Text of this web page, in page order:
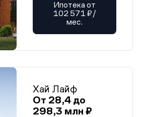
Ипотека от
102 571 ₽/
мес.
Хай Лайф
От 28,4 до
298,3 млн ₽